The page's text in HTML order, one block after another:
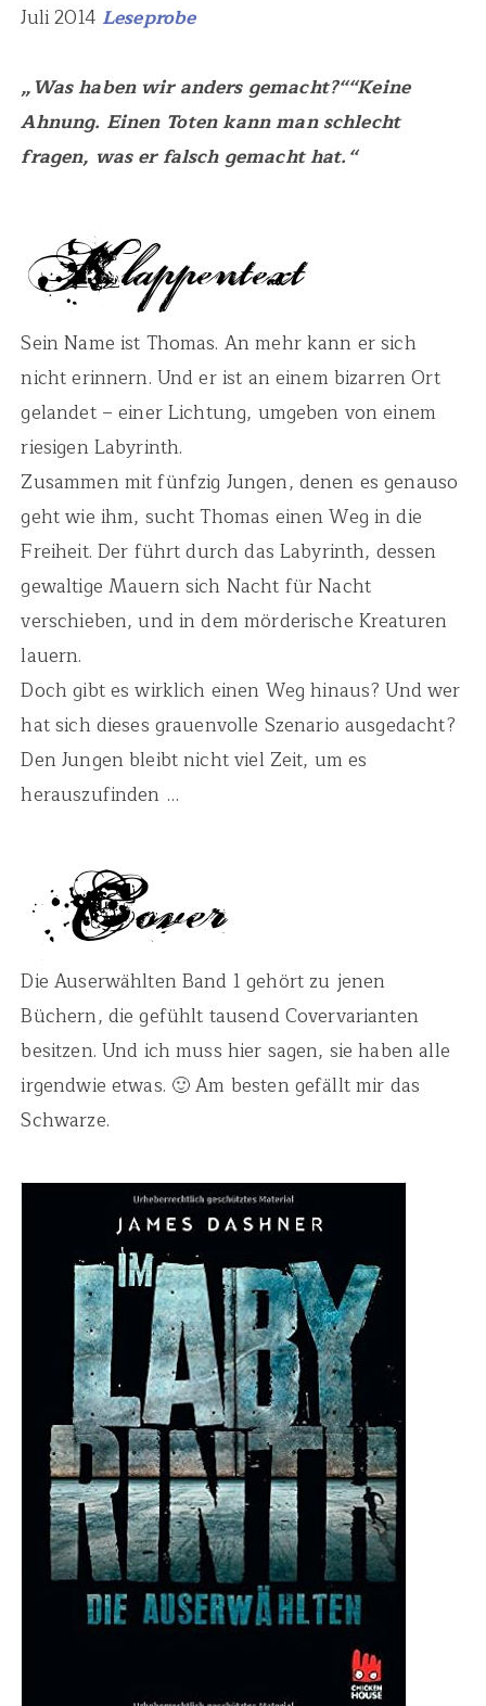
Juli 2014 Leseprobe
„Was haben wir anders gemacht?““Keine
Ahnung. Einen Toten kann man schlecht
fragen, was er falsch gemacht hat.“
Sein Name ist Thomas. An mehr kann er sich
nicht erinnern. Und er ist an einem bizarren Ort
gelandet – einer Lichtung, umgeben von einem
riesigen Labyrinth.
Zusammen mit fünfzig Jungen, denen es genauso
geht wie ihm, sucht Thomas einen Weg in die
Freiheit. Der führt durch das Labyrinth, dessen
gewaltige Mauern sich Nacht für Nacht
verschieben, und in dem mörderische Kreaturen
lauern.
Doch gibt es wirklich einen Weg hinaus? Und wer
hat sich dieses grauenvolle Szenario ausgedacht?
Den Jungen bleibt nicht viel Zeit, um es
herauszufinden …
Die Auserwählten Band 1 gehört zu jenen
Büchern, die gefühlt tausend Covervarianten
besitzen. Und ich muss hier sagen, sie haben alle
irgendwie etwas. 🙂 Am besten gefällt mir das
Schwarze.